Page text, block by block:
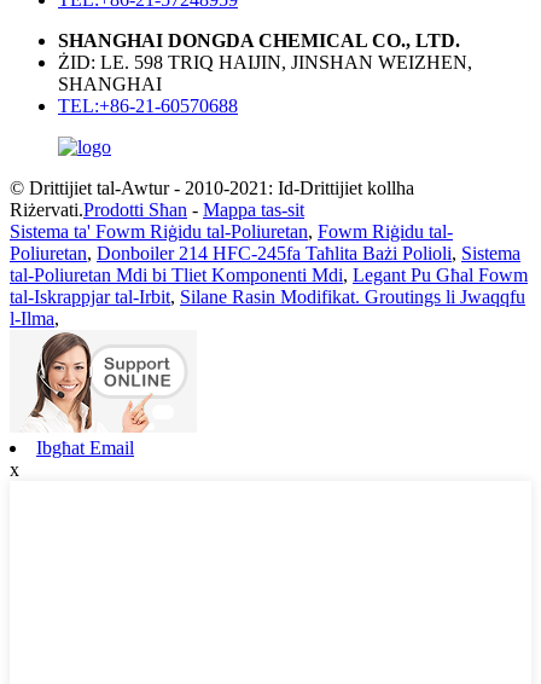
SHANGHAI DONGDA CHEMICAL CO., LTD.
ŻID: LE. 598 TRIQ HAIJIN, JINSHAN WEIZHEN,
SHANGHAI
TEL:+86-21-60570688
© Drittijiet tal-Awtur - 2010-2021: Id-Drittijiet kollha
Riżervati.Prodotti Sħan - Mappa tas-sit
Sistema ta' Fowm Riġidu tal-Poliuretan, Fowm Riġidu tal-
Poliuretan, Donboiler 214 HFC-245fa Taħlita Bażi Polioli, Sistema
tal-Poliuretan Mdi bi Tliet Komponenti Mdi, Legant Pu Għal Fowm
tal-Iskrappjar tal-Irbit, Silane Rasin Modifikat. Groutings li Jwaqqfu
l-Ilma,
Ibgħat Email
x